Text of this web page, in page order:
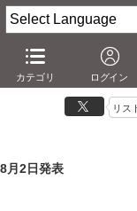
カテゴリ ログイン
アイ・オー、録画対応
－3波チューナ「HVT-
リス
8月2日発表